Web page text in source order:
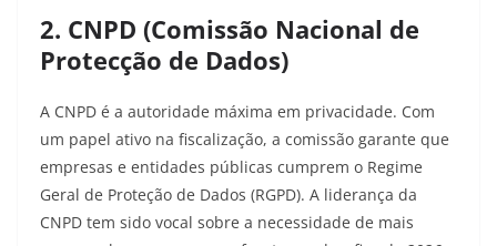
2. CNPD (Comissão Nacional de
Protecção de Dados)
A CNPD é a autoridade máxima em privacidade. Com
um papel ativo na fiscalização, a comissão garante que
empresas e entidades públicas cumprem o Regime
Geral de Proteção de Dados (RGPD). A liderança da
CNPD tem sido vocal sobre a necessidade de mais